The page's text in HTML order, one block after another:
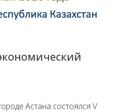
Астана состоялся V